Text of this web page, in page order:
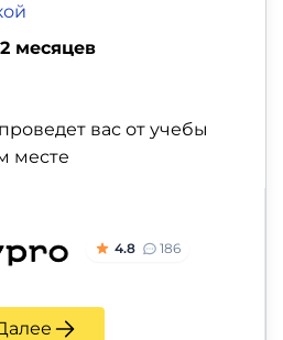
месяцев
вас от учебы
месте
4.8 186